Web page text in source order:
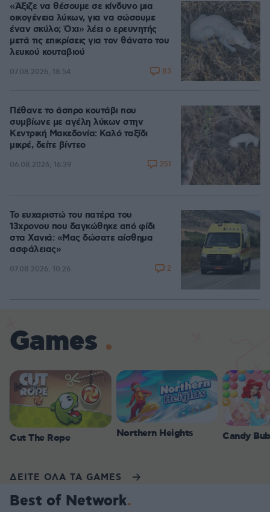
«Άξιζε να θέσουμε σε κίνδυνο μια
οικογένεια λύκων, για να σώσουμε
έναν σκύλο; Όχι» λέει ο ερευνητής
μετά τις επικρίσεις για τον θάνατο του
λευκού κουταβιού
07.08.2026, 18:54 83
Πέθανε το άσπρο κουτάβι που
συμβίωνε με αγέλη λύκων στην
Κεντρική Μακεδονία: Καλό ταξίδι
μικρέ, δείτε βίντεο
06.08.2026, 16:39 251
Το ευχαριστώ του πατέρα του
13χρονου που δαγκώθηκε από φίδι
στα Χανιά: «Μας δώσατε αίσθημα
ασφάλειας»
07.08.2026, 10:26 2
Games
Cut The Rope Northern Heights Candy
ΔΕΙΤΕ ΟΛΑ ΤΑ GAMES
Best of Network